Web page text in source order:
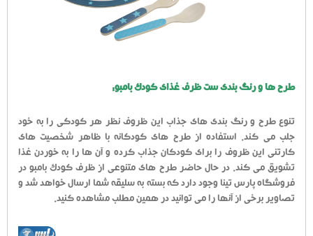
طرح ها و رنگ بندی ست ظرف غذای کودک بامبو:
تنوع طرح و رنگ بندی های جذاب این ظروف نظر هر کودکی را به خود
جلب می کند. استفاده از طرح های کودکانه با ظاهر شخصیت های
کارتنی این ظروف را برای کودکان جذاب کرده و آن ها را به خوردن غذا
تشویق می کند. در حال حاضر طرح های متنوعی از ظرف کودک بامبو در
فروشگاه پارس تینا وجود دارد که بسته به سلیقه شما ارسال خواهد شد و
تصاویر برخی از آنها را می توانید در همین مطلب مشاهده کنید.